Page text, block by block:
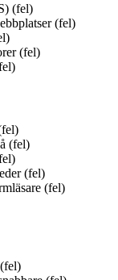
(fel)
(fel)
(fel)
(fel)
(fel)
(fel)